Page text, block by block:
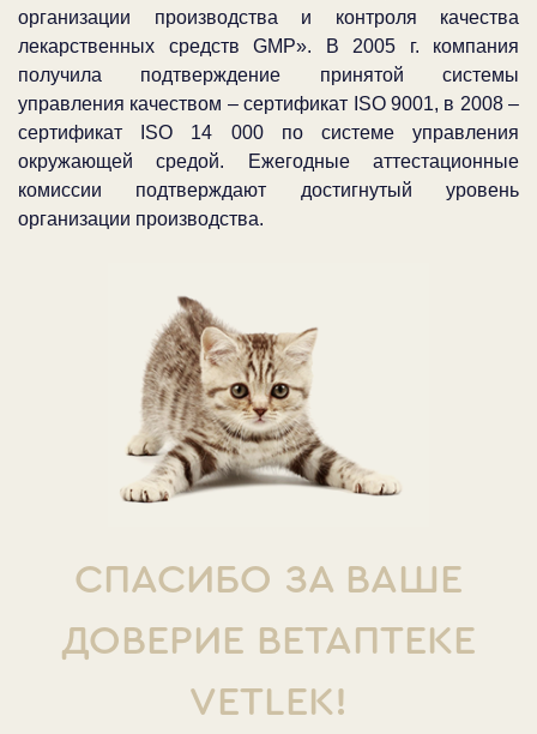
организации производства и контроля качества
лекарственных средств GMP». В 2005 г. компания
получила подтверждение принятой системы
управления качеством – сертификат ISO 9001, в 2008 –
сертификат ISO 14 000 по системе управления
окружающей средой. Ежегодные аттестационные
комиссии подтверждают достигнутый уровень
организации производства.
СПАСИБО ЗА ВАШЕ
ДОВЕРИЕ ВЕТАПТЕКЕ
VETLEK!